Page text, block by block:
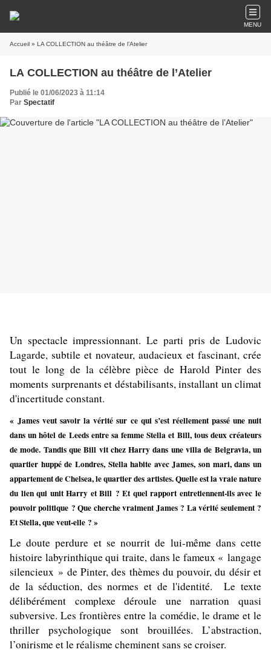
MENU
Accueil » LA COLLECTION au théâtre de l’Atelier
LA COLLECTION au théâtre de l’Atelier
Publié le 01/06/2023 à 11:14
Par Spectatif
Un spectacle impressionnant. Le parti pris de Ludovic
Lagarde, subtile et novateur, audacieux et fascinant, crée
tout le long de la célèbre pièce de Harold Pinter des
moments surprenants et déstabilisants, installant un climat
d'incertitude constant.
«James veut savoir la vérité sur ce qui s’est réellement passé une nuit
dans un hôtel de Leeds entre sa femme Stella et Bill, tous deux créateurs
de mode. Tandis que Bill vit chez Harry dans une villa de Belgravia, un
quartier huppé de Londres, Stella habite avec James, son mari, dans un
appartement de Chelsea, le quartier des artistes. Quelle est la vraie nature
du lien qui unit Harry et Bill ? Et quel rapport entretiennent-ils avec le
pouvoir politique ? Que cherche vraiment James ? La vérité seulement ?
Et Stella, que veut-elle ? »
Le doute perdure et se nourrit de lui-même dans cette
histoire labyrinthique qui traite, dans le fameux « langage
silencieux » de Pinter, des thèmes du pouvoir, du désir et
de la séduction, des normes et de l'identité. Le texte
délibérément complexe déroule une narration quasi
subversive. Les frontières entre la comédie, le drame et le
thriller psychologique sont brouillées. L’abstraction,
l’onirisme et le réalisme cheminent sans se croiser.